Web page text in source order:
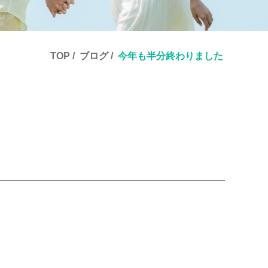
TOP ブログ 今年も半分終わりました